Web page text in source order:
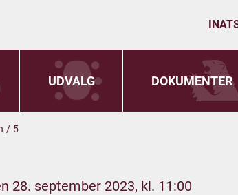
UDVALG DOKUMENTER
/ 5
28. september 2023, kl. 11:00